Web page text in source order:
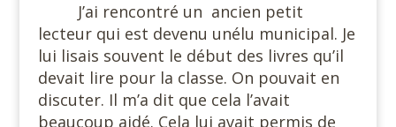
J’ai rencontré un ancien petit
lecteur qui est devenu unélu municipal. Je
lui lisais souvent le début des livres qu’il
devait lire pour la classe. On pouvait en
discuter. Il m’a dit que cela l’avait
beaucoup aidé. Cela lui avait permis de